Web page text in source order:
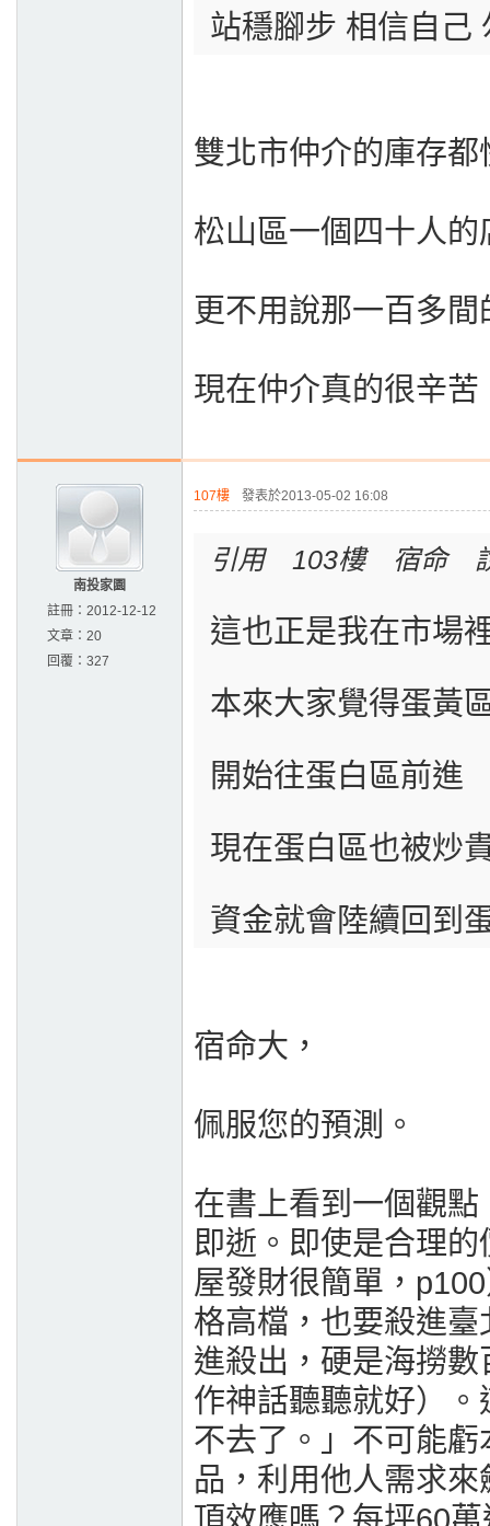
站穩腳步 相信自己
雙北市仲介的庫存都
松山區一個四十人
更不用說那一百多
現在仲介真的很辛苦
南投家園
註冊： 2012-12-12
文章： 20
回覆： 327
107樓 發表於2013-05-02 16:08
引用 103樓 宿命
這也正是我在市場
本來大家覺得蛋黃
開始往蛋白區前進
現在蛋白區也被炒
資金就會陸續回到
宿命大，
佩服您的預測。
在書上看到一個觀
即逝。即使是合理
屋發財很簡單，
格高檔，也要殺進
進殺出，硬是海撈
作神話聽聽就好）
不去了。」不可能
品，利用他人需求